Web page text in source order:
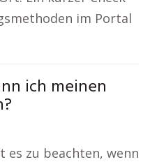
im Portal
ich meinen
es zu beachten, wenn